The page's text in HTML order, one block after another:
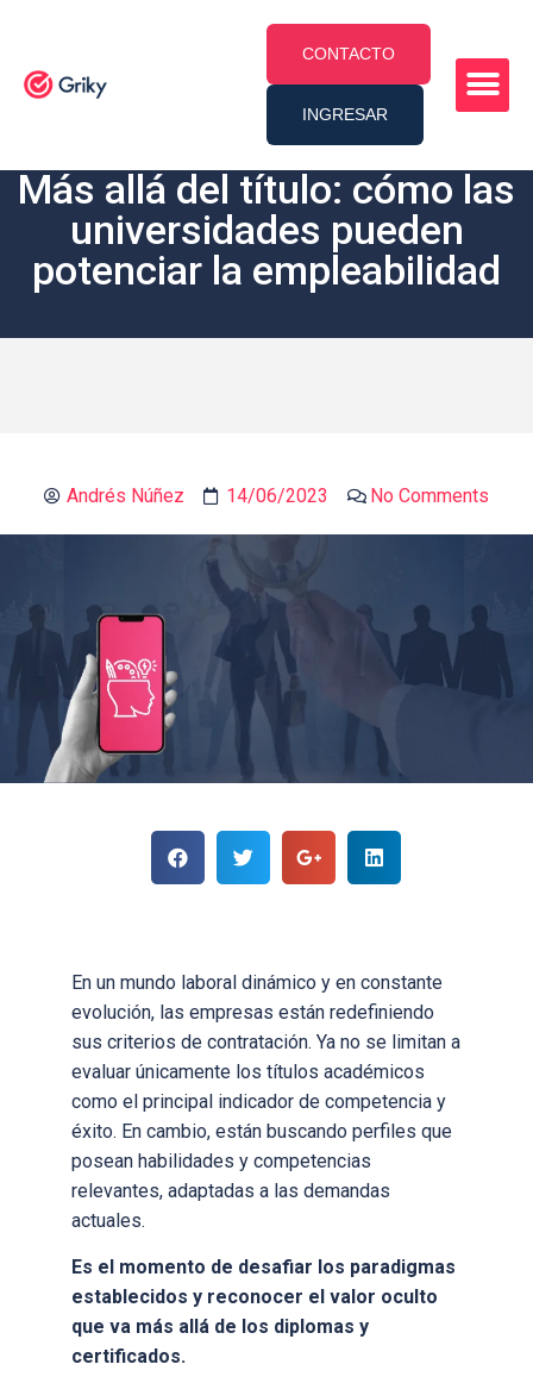
CONTACTO
INGRESAR
Más allá del título: cómo las
universidades pueden
potenciar la empleabilidad
Andrés Núñez 14/06/2023 No Comments
En un mundo laboral dinámico y en constante
evolución, las empresas están redefiniendo
sus criterios de contratación. Ya no se limitan a
evaluar únicamente los títulos académicos
como el principal indicador de competencia y
éxito. En cambio, están buscando perfiles que
posean habilidades y competencias
relevantes, adaptadas a las demandas
actuales.
Es el momento de desafiar los paradigmas
establecidos y reconocer el valor oculto
que va más allá de los diplomas y
certificados.